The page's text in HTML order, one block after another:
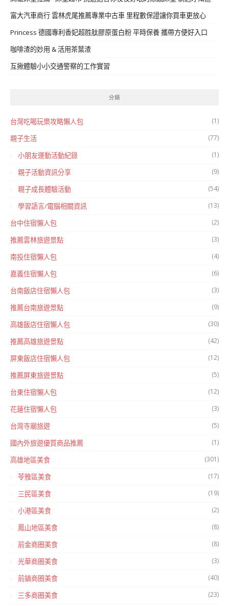
富大汽車商行 雲林虎尾推薦專業中古車 里程數保證讓你買車更放心
Princess 德國專利香妃超胜肽膠原蛋白粉 平時保養 攜帶方便好入口
咖啡渣的妙用 & 活用茶葉渣
互揪體驗小小交通警察的工作實習
分類
台灣吃喝玩樂攻略懶人包 (1)
親子生活 (77)
小朋友運動活動紀錄 (1)
親子活動資訊分享 (9)
親子成長體驗活動 (54)
學習語言/電腦相關資訊 (13)
台中住宿懶人包 (2)
推薦雲林旅遊景點 (3)
南投住宿懶人包 (4)
嘉義住宿懶人包 (6)
台南飯店住宿懶人包 (3)
推薦台南旅遊景點 (9)
高雄飯店住宿懶人包 (30)
推薦高雄旅遊景點 (42)
屏東飯店住宿懶人包 (12)
推薦屏東旅遊景點 (5)
台東住宿懶人包 (12)
花蓮住宿懶人包 (3)
台灣寺廟旅遊 (5)
國內外旅遊優質商品推薦 (1)
高雄地區美食 (301)
苓雅區美食 (17)
三民區美食 (19)
小港區美食 (2)
鳳山地區美食 (8)
前金商圈美食 (8)
光華商圈美食 (3)
前鎮商圈美食 (40)
三多商圈美食 (23)